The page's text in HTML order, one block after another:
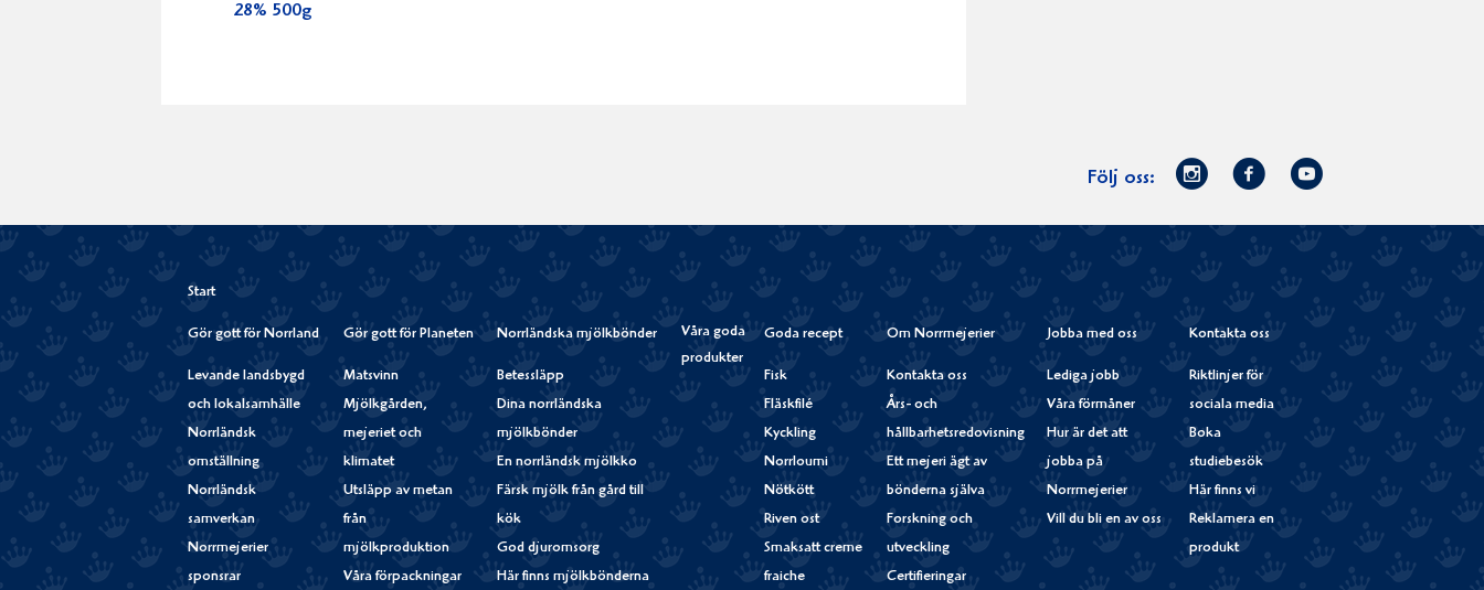
28% 500g
Följ oss:
Norrmejerier
Instagram
Facebook
Youtube
Start
Gör gott för Norrland
Levande landsbygd
och lokalsamhälle
Norrländsk
omställning
Norrländsk
samverkan
Norrmejerier
sponsrar
Gör gott för Planeten
Matsvinn
Mjölkgården,
mejeriet och
klimatet
Utsläpp av metan
från
mjölkproduktion
Våra förpackningar
Norrländska mjölkbönder
Betessläpp
Dina norrländska
mjölkbönder
En norrländsk mjölkko
Färsk mjölk från gård till
kök
God djuromsorg
Här finns mjölkbönderna
Våra goda
produkter
Goda recept
Fisk
Fläskfilé
Kyckling
Norrloumi
Nötkött
Riven ost
Smaksatt creme
fraiche
Om Norrmejerier
Kontakta oss
Års- och
hållbarhetsredovisning
Ett mejeri ägt av
bönderna själva
Forskning och
utveckling
Certifieringar
Jobba med oss
Lediga jobb
Våra förmåner
Hur är det att
jobba på
Norrmejerier
Vill du bli en av oss
Kontakta oss
Riktlinjer för
sociala media
Boka
studiebesök
Här finns vi
Reklamera en
produkt